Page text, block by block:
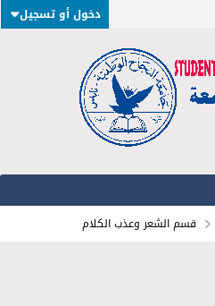
دخول أو تسجيل
قسم الشعر وعذب الكلام